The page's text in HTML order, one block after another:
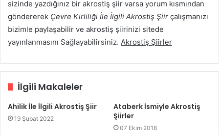
sizinde yazdığınız bir akrostiş şiir varsa yorum kısmından
göndererek Çevre Kirliliği İle İlgili Akrostiş Şiir çalışmanızı
bizimle paylaşabilir ve akrostiş şiirinizi sitede
yayınlanmasını Sağlayabilirsiniz. Akrostiş Şiirler
İlgili Makaleler
Ahilik İle İlgili Akrostiş Şiir
19 Şubat 2022
Ataberk İsmiyle Akrostiş
Şiirler
07 Ekim 2018